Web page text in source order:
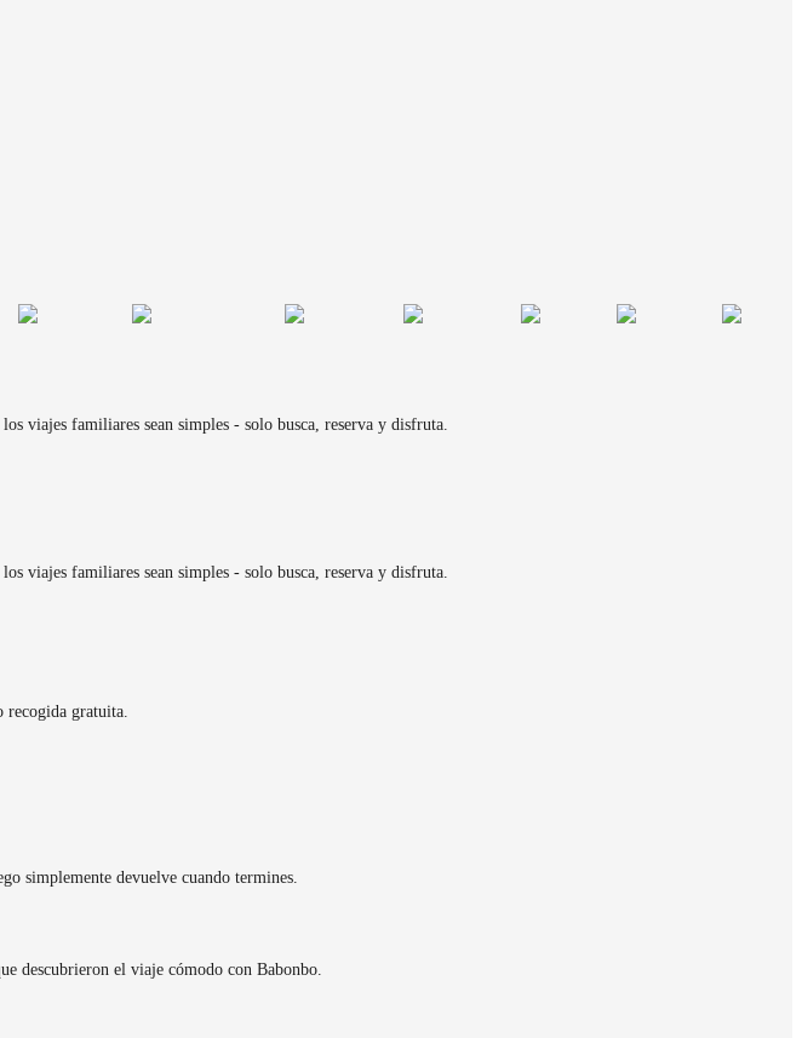
viajes familiares sean simples - solo busca, reserva y disfruta.
viajes familiares sean simples - solo busca, reserva y disfruta.
recogida gratuita.
simplemente devuelve cuando termines.
descubrieron el viaje cómodo con Babonbo.